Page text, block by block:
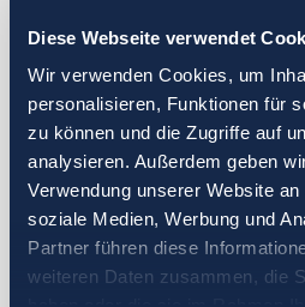
Diese Webseite verwendet
Wir verwenden Cookies, um
personalisieren, Funktionen für
zu können und die Zugriffe auf
analysieren. Außerdem geben
Verwendung unserer Website
soziale Medien, Werbung und
Partner führen diese
weiteren Daten zusammen, die
Abfrage neu oder legen Sie
wenn Anzeigen